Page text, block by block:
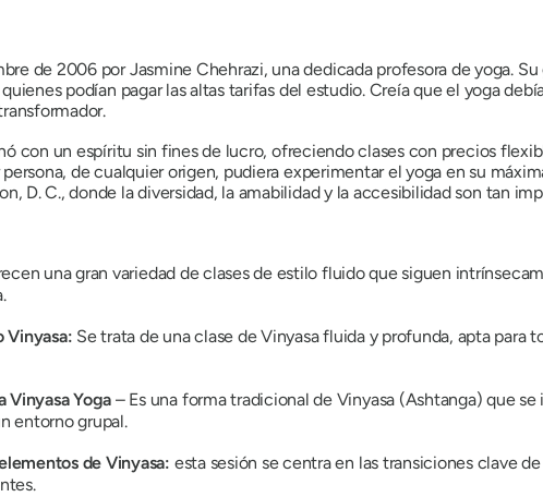
de 2006 por Jasmine Chehrazi, una dedicada profesora de yoga.
podían pagar las altas tarifas del estudio. Creía que el yoga
con un espíritu sin fines de lucro, ofreciendo clases con precios
de cualquier origen, pudiera experimentar el yoga en su
D. C., donde la diversidad, la amabilidad y la accesibilidad son tan
una gran variedad de clases de estilo fluido que siguen
Vinyasa: Se trata de una clase de Vinyasa fluida y profunda, apta para
Vinyasa Yoga – Es una forma tradicional de Vinyasa (Ashtanga) que
entorno grupal.
de Vinyasa: esta sesión se centra en las transiciones clave